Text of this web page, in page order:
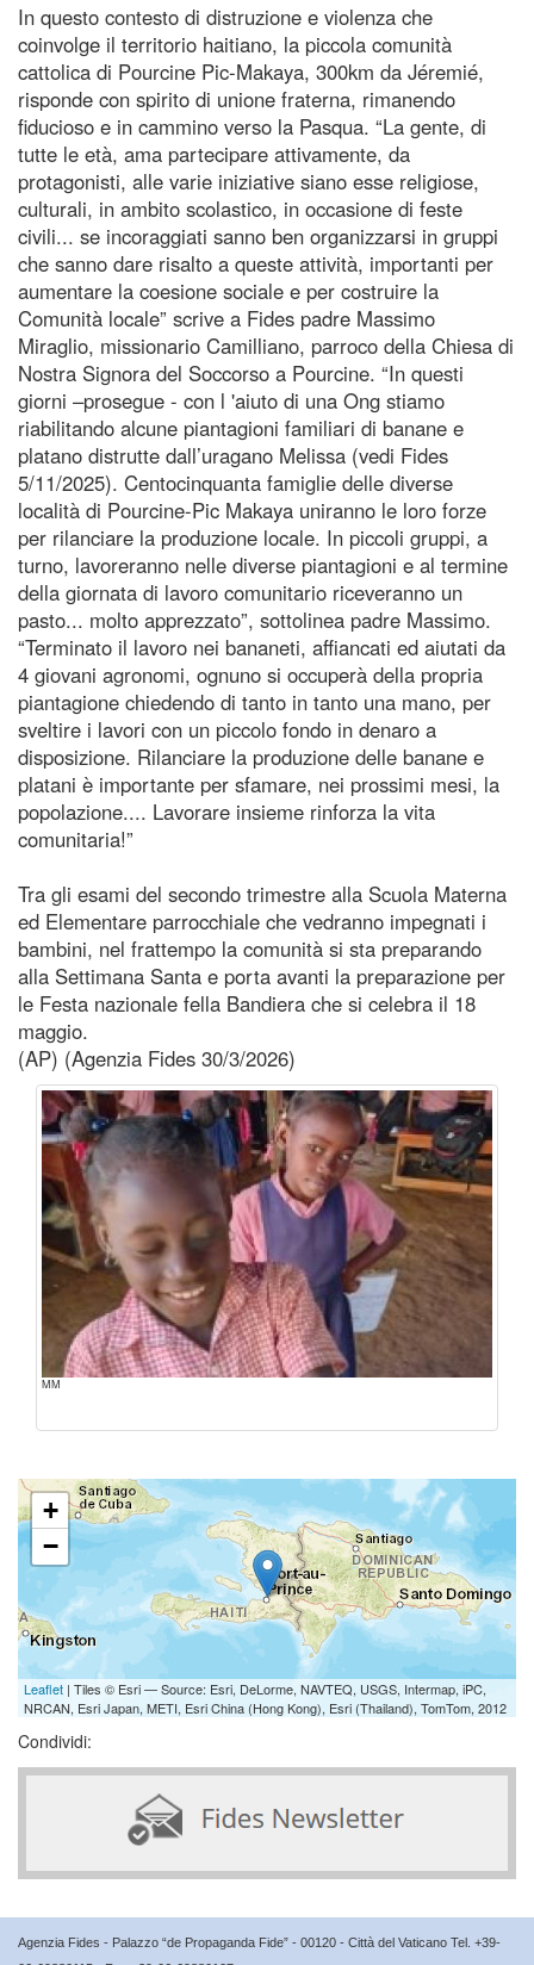
In questo contesto di distruzione e violenza che
coinvolge il territorio haitiano, la piccola comunità
cattolica di Pourcine Pic-Makaya, 300km da Jéremié,
risponde con spirito di unione fraterna, rimanendo
fiducioso e in cammino verso la Pasqua. “La gente, di
tutte le età, ama partecipare attivamente, da
protagonisti, alle varie iniziative siano esse religiose,
culturali, in ambito scolastico, in occasione di feste
civili... se incoraggiati sanno ben organizzarsi in gruppi
che sanno dare risalto a queste attività, importanti per
aumentare la coesione sociale e per costruire la
Comunità locale” scrive a Fides padre Massimo
Miraglio, missionario Camilliano, parroco della Chiesa di
Nostra Signora del Soccorso a Pourcine. “In questi
giorni –prosegue - con l 'aiuto di una Ong stiamo
riabilitando alcune piantagioni familiari di banane e
platano distrutte dall’uragano Melissa (vedi Fides
5/11/2025). Centocinquanta famiglie delle diverse
località di Pourcine-Pic Makaya uniranno le loro forze
per rilanciare la produzione locale. In piccoli gruppi, a
turno, lavoreranno nelle diverse piantagioni e al termine
della giornata di lavoro comunitario riceveranno un
pasto... molto apprezzato”, sottolinea padre Massimo.
“Terminato il lavoro nei bananeti, affiancati ed aiutati da
4 giovani agronomi, ognuno si occuperà della propria
piantagione chiedendo di tanto in tanto una mano, per
sveltire i lavori con un piccolo fondo in denaro a
disposizione. Rilanciare la produzione delle banane e
platani è importante per sfamare, nei prossimi mesi, la
popolazione.... Lavorare insieme rinforza la vita
comunitaria!”
Tra gli esami del secondo trimestre alla Scuola Materna
ed Elementare parrocchiale che vedranno impegnati i
bambini, nel frattempo la comunità si sta preparando
alla Settimana Santa e porta avanti la preparazione per
le Festa nazionale fella Bandiera che si celebra il 18
maggio.
(AP) (Agenzia Fides 30/3/2026)
MM
+
−
Leaflet | Tiles © Esri — Source: Esri, DeLorme, NAVTEQ, USGS, Intermap, iPC,
NRCAN, Esri Japan, METI, Esri China (Hong Kong), Esri (Thailand), TomTom, 2012
Condividi:
Agenzia Fides - Palazzo “de Propaganda Fide” - 00120 - Città del Vaticano Tel. +39-